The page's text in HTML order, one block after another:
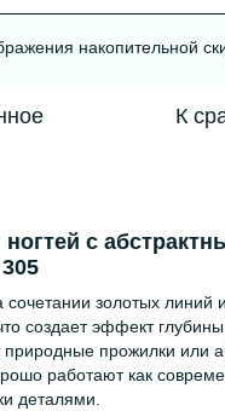
накопительной
К
с
золотых линий
создает эффект
природные прожилки или
работают как
деталями.